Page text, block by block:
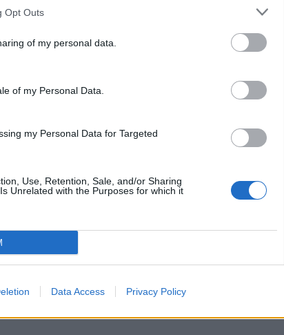
Opt Outs
of my personal data.
of my Personal Data.
my Personal Data for Targeted
Use, Retention, Sale, and/or Sharing
Unrelated with the Purposes for which it
Data Access Privacy Policy